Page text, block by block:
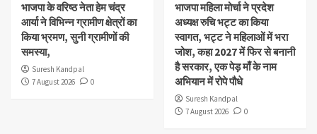
भाजपा के वरिष्ठ नेता हेम चंद्र
आर्या ने विभिन्न ग्रामीण क्षेत्रों का
किया भ्रमण, सुनी ग्रामीणों की
समस्या,
Suresh Kandpal
7 August 2026
0
भाजपा महिला मोर्चा ने प्रदेश
अध्यक्ष रुचि भट्ट का किया
स्वागत, भट्ट ने महिलाओं में भरा
जोश, कहा 2027 में फिर से बनानी
है सरकार, एक पेड़ माँ के नाम
अभियान में रोपे पौधे
Suresh Kandpal
7 August 2026
0